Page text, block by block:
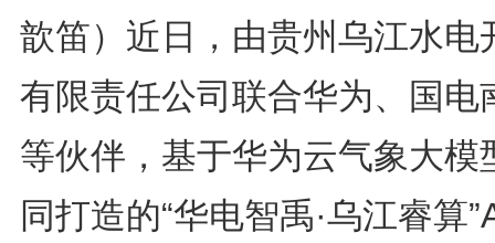
歆笛）近日，由贵州乌江水电
有限责任公司联合华为、国电
等伙伴，基于华为云气象大模
同打造的“华电智禹·乌江睿算